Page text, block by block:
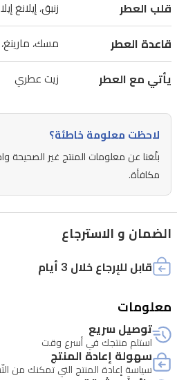
التوت
الأحمر
والبرغموت
من
والإيلانغ
ليستقر
على
قاعدة
دافئة
قلب العطر زنبق، إيلانغ
قاعدة العطر مسك،
يأتي مع العطر زيت عطري
لاحظت معلومة خاطئة؟
بلّغنا عن معلومات المنتج غير الصحيحة
مكافأة.
الضمان و الاسترجاع
قابل للإرجاع خلال 3 أيام
معلومات
توصيل سريع
استلم منتجك في أسرع وقت
سهولة إعادة المنتج
سياسة إعادة المنتج التي تمكنك من